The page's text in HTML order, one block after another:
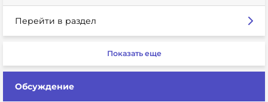
Перейти в раздел
Показать еще
Обсуждение